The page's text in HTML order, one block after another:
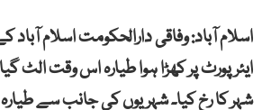
اسلام آباد: وفاقی دارالحکومت اسلام آباد
ایئرپورٹ پر کھڑا ہوا طیارہ اس وقت الٹ
شہر کا رخ کیا۔ شہریوں کی جانب سے